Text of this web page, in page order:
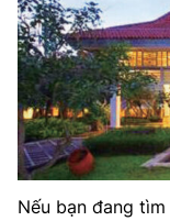
Nếu bạn đang